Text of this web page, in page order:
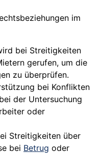
im
bei Streitigkeiten
gerufen, um die
zu überprüfen.
bei Konflikten
der Untersuchung
oder
Streitigkeiten über
bei Betrug oder